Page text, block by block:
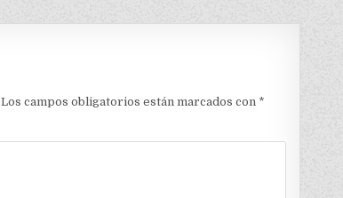
Los campos obligatorios están marcados con *